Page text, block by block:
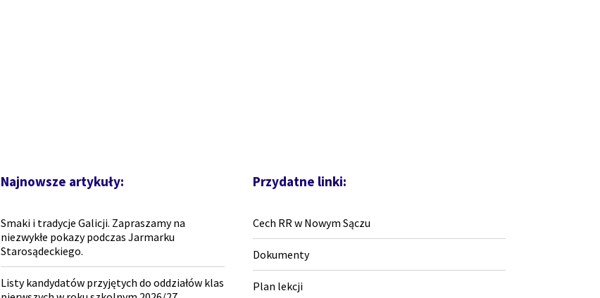
Najnowsze artykuły:
Smaki i tradycje Galicji. Zapraszamy na
niezwykłe pokazy podczas Jarmarku
Starosądeckiego.
Listy kandydatów przyjętych do oddziałów klas
Przydatne linki:
Cech RR w Nowym Sączu
Dokumenty
Plan lekcji